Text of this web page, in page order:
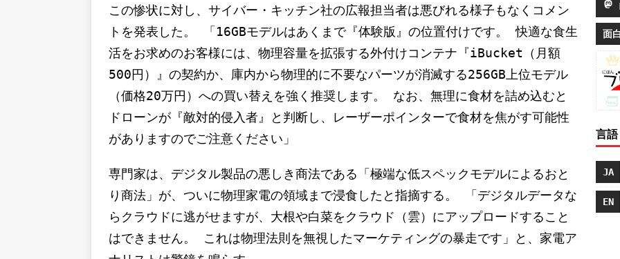
この惨状に対し、サイバー・キッチン社の広報担当者は悪びれる様子もなくコメン
トを発表した。 「16GBモデルはあくまで『体験版』の位置付けです。 快適な食生
活をお求めのお客様には、物理容量を拡張する外付けコンテナ『iBucket（月額
500円）』の契約か、庫内から物理的に不要なパーツが消滅する256GB上位モデル
（価格20万円）への買い替えを強く推奨します。 なお、無理に食材を詰め込むと
ドローンが『敵対的侵入者』と判断し、レーザーポインターで食材を焦がす可能性
がありますのでご注意ください」
専門家は、デジタル製品の悪しき商法である「極端な低スペックモデルによるおと
り商法」が、ついに物理家電の領域まで浸食したと指摘する。 「デジタルデータな
らクラウドに逃がせますが、大根や白菜をクラウド（雲）にアップロードすること
はできません。 これは物理法則を無視したマーケティングの暴走です」と、家電ア
面
言語
JA
EN